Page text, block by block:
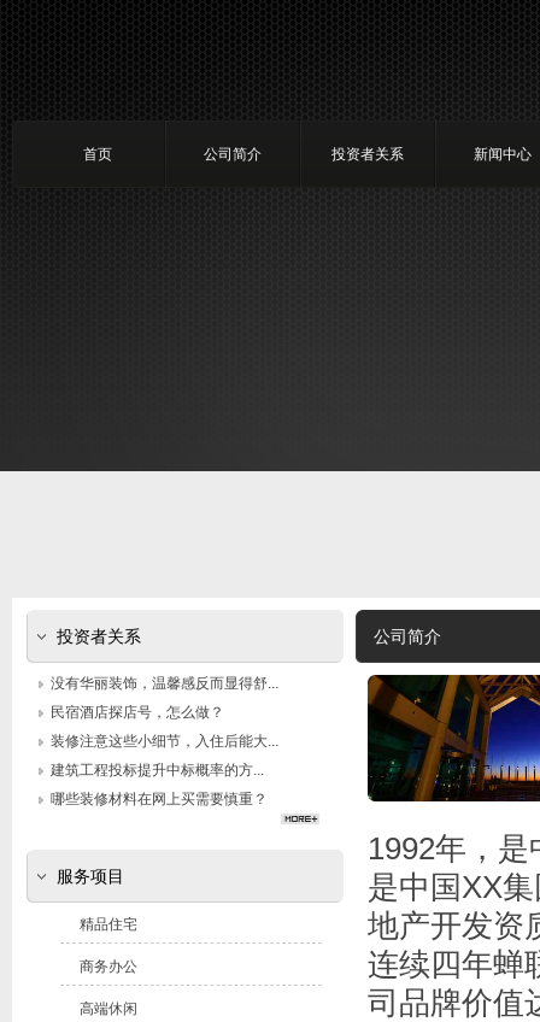
首页 公司简介 投资者关系 新闻中心
公司简介
1992年，
是中国XX
地产开发资
连续四年蝉
司品牌价值
投资者关系
没有华丽装饰，温馨感反而显得舒...
民宿酒店探店号，怎么做？
装修注意这些小细节，入住后能大...
建筑工程投标提升中标概率的方...
哪些装修材料在网上买需要慎重？
服务项目
精品住宅
商务办公
高端休闲